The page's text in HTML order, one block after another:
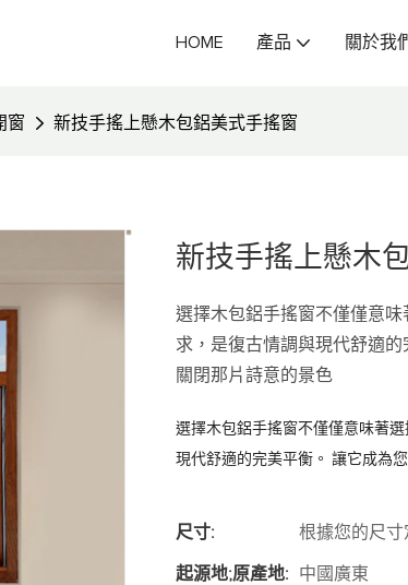
HOME 產品 關於我
窗 新技手搖上懸木包鋁美式手搖窗
新技手搖上懸木
選擇木包鋁手搖窗不僅僅意
求，是復古情調與現代舒適
關閉那片詩意的景色
選擇木包鋁手搖窗不僅僅意味著
現代舒適的完美平衡。 讓它成為
尺寸: 根據您的尺寸
起源地;原產地: 中國廣東